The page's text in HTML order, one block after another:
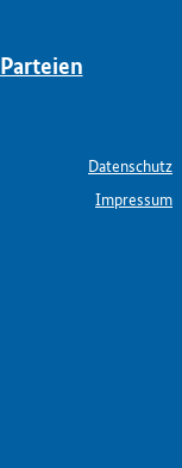
Parteien
Datenschutz
Impressum